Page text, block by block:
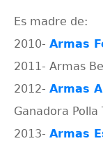
Es madre de:
2010- Armas
2011- Armas
2012- Armas
Ganadora Polla
2013- Armas